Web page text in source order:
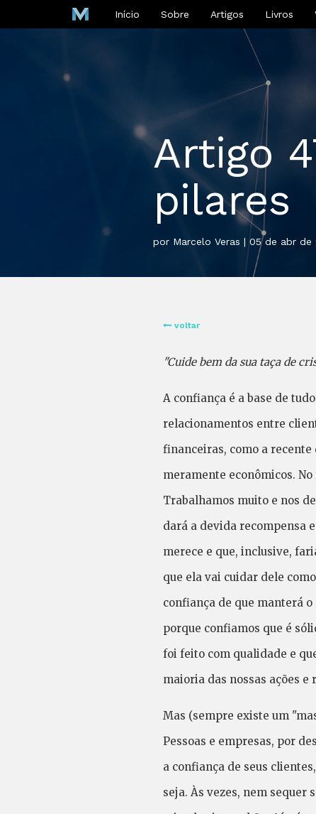
Início Sobre Artigos Livros
Artigo
pilares
por Marcelo Veras | 05 de abr de
voltar
"Cuide bem da sua taça de
A confiança é a base de
relacionamentos entre
financeiras, como a
meramente econômicos.
Trabalhamos muito e nos
dará a devida recompensa
merece e que, inclusive,
que ela vai cuidar dele
confiança de que manterá
porque confiamos que é
foi feito com qualidade e
maioria das nossas ações e
Mas (sempre existe um
Pessoas e empresas, por
a confiança de seus
seja. Às vezes, nem sequer